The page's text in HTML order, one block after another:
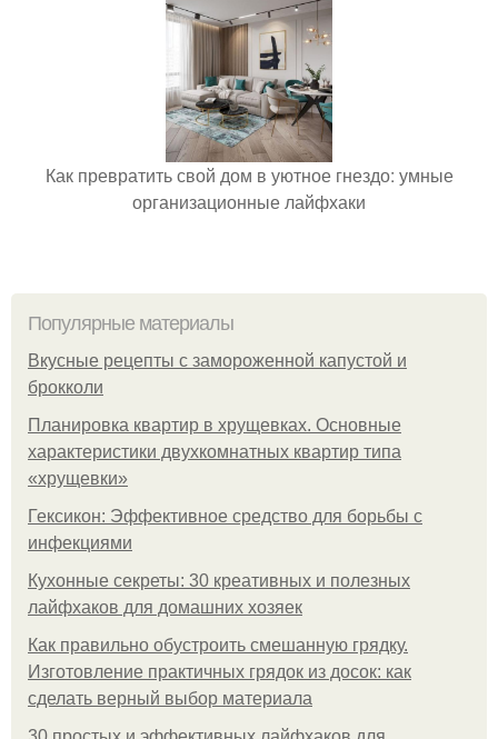
Как превратить свой дом в уютное гнездо: умные
организационные лайфхаки
Популярные материалы
Вкусные рецепты с замороженной капустой и
брокколи
Планировка квартир в хрущевках. Основные
характеристики двухкомнатных квартир типа
«хрущевки»
Гексикон: Эффективное средство для борьбы с
инфекциями
Кухонные секреты: 30 креативных и полезных
лайфхаков для домашних хозяек
Как правильно обустроить смешанную грядку.
Изготовление практичных грядок из досок: как
сделать верный выбор материала